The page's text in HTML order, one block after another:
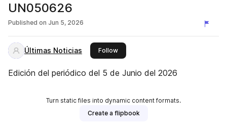
UN050626
Published on Jun 5, 2026
Últimas Noticias Followthis publisher
Edición del periódico del 5 de Junio del 2026
Turn static files into dynamic content formats.
Create a flipbook